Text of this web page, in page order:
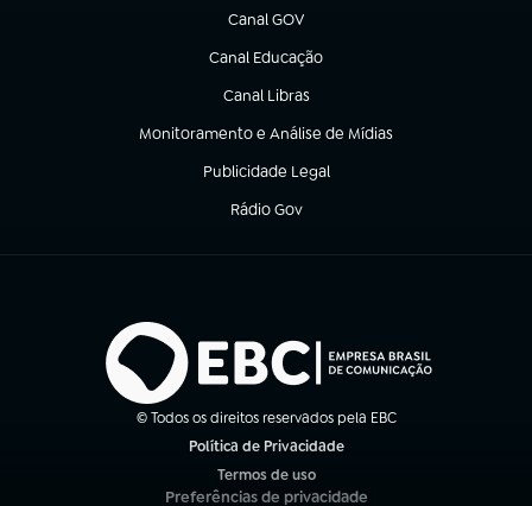
Canal GOV
(abre em nova aba)
Canal Educação
(abre em nova aba)
Canal Libras
(abre em nova aba)
Monitoramento e Análise de Mídias
(abre em nova aba)
Publicidade Legal
(abre em nova aba)
Rádio Gov
(abre em nova aba)
© Todos os direitos reservados pela EBC
Política de Privacidade
Termos de uso
(abre em nova aba)
Preferências de privacidade